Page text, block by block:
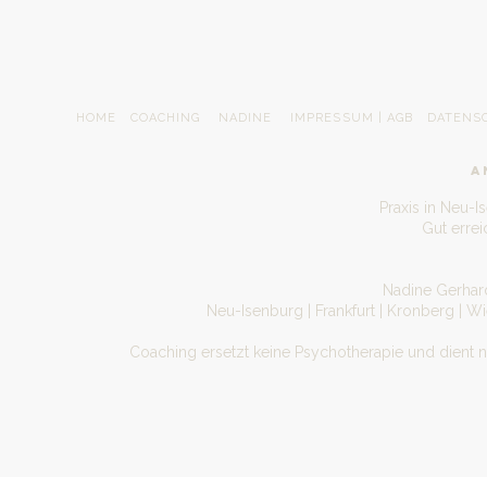
HOME COACHING NADINE IMPRESSUM | AGB
Praxis in Neu-
Gut
Nadine
Neu-Isenburg | Frankfurt | Kronberg |
Coaching ersetzt keine Psychotherapie und dient